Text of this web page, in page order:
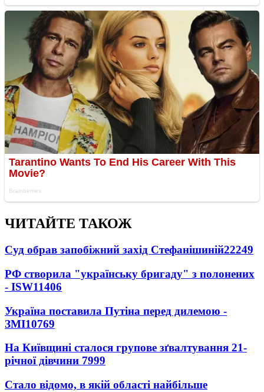
ЧИТАЙТЕ ТАКОЖ
Суд обрав запобіжний захід Стефанішиній22249
РФ створила "українську бригаду" з полонених
- ISW11406
Україна поставила Путіна перед дилемою -
ЗМІ10769
На Київщині сталося групове зґвалтування 21-
річної дівчини 7999
Стало відомо, в якій області найбільше